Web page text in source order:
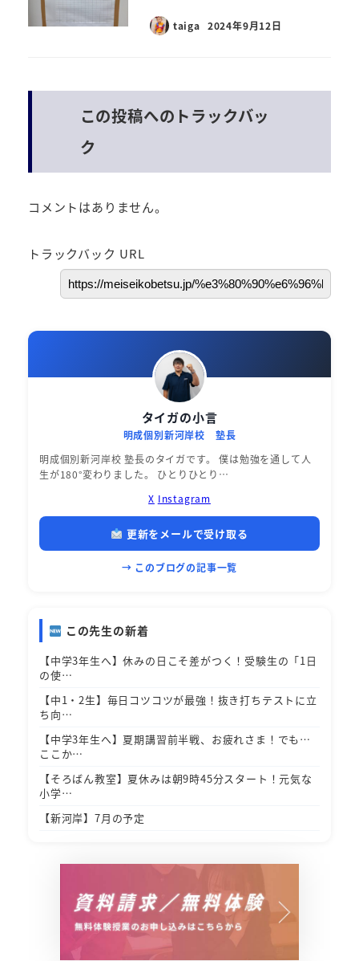
taiga 2024年9月12日
この投稿へのトラックバッ
ク
コメントはありません。
トラックバック URL
タイガの小言
明成個別新河岸校 塾長
明成個別新河岸校 塾長のタイガです。 僕は勉強を通して人
生が180°変わりました。 ひとりひとり…
X Instagram
更新をメールで受け取る
→ このブログの記事一覧
この先生の新着
【中学3年生へ】休みの日こそ差がつく！受験生の「1日
の使…
【中1・2生】毎日コツコツが最強！抜き打ちテストに立
ち向…
【中学3年生へ】夏期講習前半戦、お疲れさま！でも…
ここか…
【そろばん教室】夏休みは朝9時45分スタート！元気な
小学…
【新河岸】7月の予定